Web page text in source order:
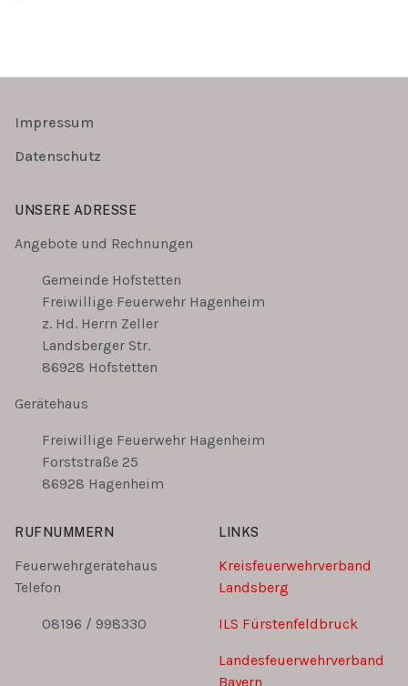
Impressum
Datenschutz
UNSERE ADRESSE
Angebote und Rechnungen
Gemeinde Hofstetten
Freiwillige Feuerwehr Hagenheim
z. Hd. Herrn Zeller
Landsberger Str.
86928 Hofstetten
Gerätehaus
Freiwillige Feuerwehr Hagenheim
Forststraße 25
86928 Hagenheim
RUFNUMMERN
Feuerwehrgerätehaus
Telefon
08196 / 998330
LINKS
Kreisfeuerwehrverband
Landsberg
ILS Fürstenfeldbruck
Landesfeuerwehrverband
Bayern